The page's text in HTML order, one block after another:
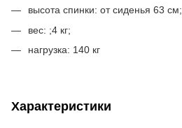
высота спинки: от сиденья 63 см;
вес: ;4 кг;
нагрузка: 140 кг
Характеристики